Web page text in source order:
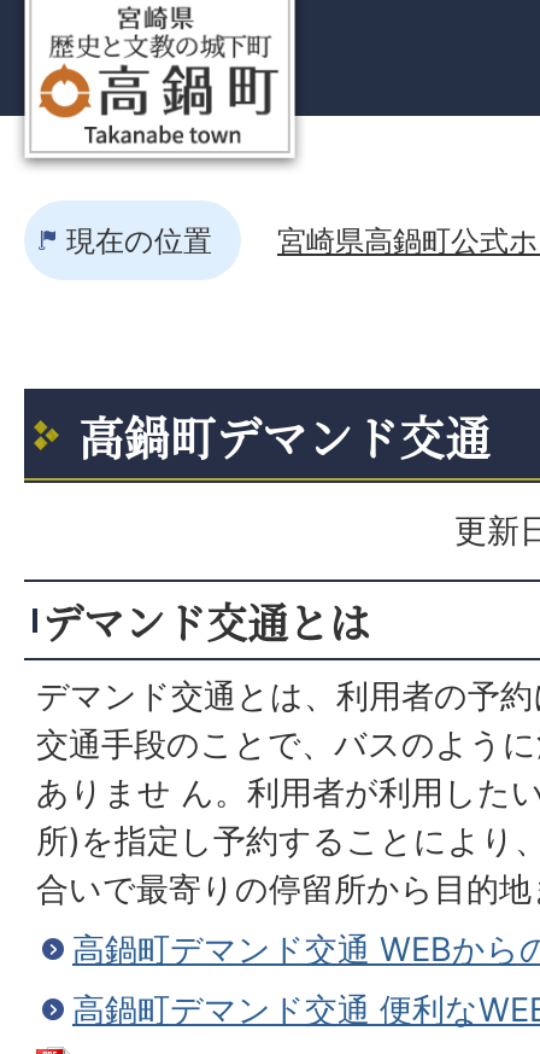
現在の位置 宮崎県高鍋町公式
高鍋町デマンド交通
更新
デマンド交通とは
デマンド交通とは、利用者の予
交通手段のことで、バスのよう
ありませ ん。利用者が利用した
所)を指定し予約することにより
合いで最寄りの停留所から目的
高鍋町デマンド交通 WEBから
高鍋町デマンド交通 便利な